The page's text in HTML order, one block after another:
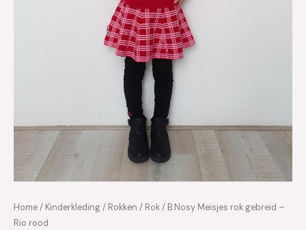
Home/ Kinderkleding/ Rokken / Rok/ B.Nosy Meisjes rok gebreid –
Rio rood